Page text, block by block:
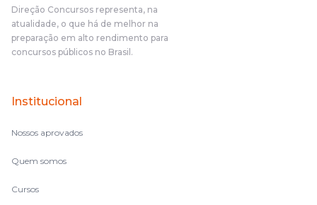
Direção Concursos representa, na
atualidade, o que há de melhor na
preparação em alto rendimento para
concursos públicos no Brasil.
Institucional
Nossos aprovados
Quem somos
Cursos